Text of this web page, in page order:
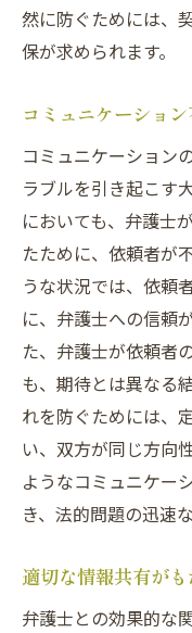
然に防ぐためには、
保が求められます。
コミュニケーショ
コミュニケーション
ラブルを引き起こす
においても、弁護士
たために、依頼者が
うな状況では、依頼
に、弁護士への信頼
た、弁護士が依頼者
も、期待とは異なる
れを防ぐためには、
い、双方が同じ方向
ようなコミュニケー
き、法的問題の迅速
適切な情報共有が
弁護士との効果的な